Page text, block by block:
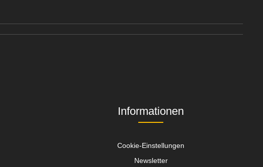
Informationen
Cookie-Einstellungen
Newsletter